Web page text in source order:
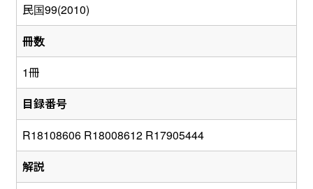
民国99(2010)
冊数
1冊
目録番号
R18108606 R18008612 R17905444
解説